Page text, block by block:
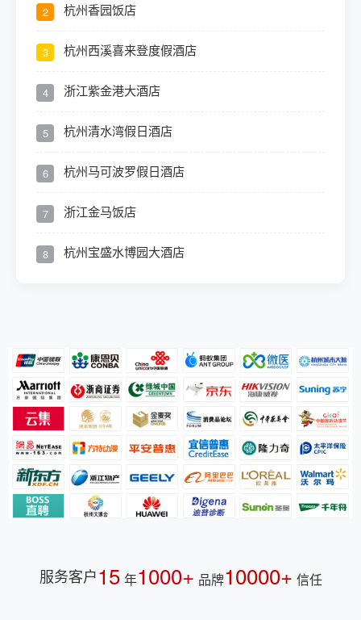
2 杭州香园饭店
3 杭州西溪喜来登度假酒店
4 浙江紫金港大酒店
5 杭州清水湾假日酒店
6 杭州马可波罗假日酒店
7 浙江金马饭店
8 杭州宝盛水博园大酒店
服务客户15 年1000+ 品牌10000+ 信任